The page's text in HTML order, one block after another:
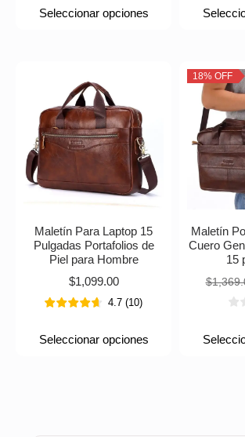
Seleccionar opciones
Maletín Para Laptop 15
Pulgadas Portafolios de
Piel para Hombre
$1,099.00
4.7 (10)
Seleccionar opciones
18% OFF
Maletín
Cuero
15
$